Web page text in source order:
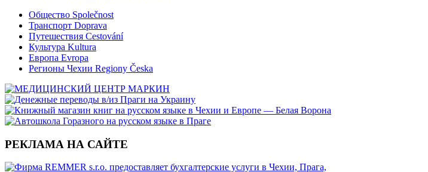
Общество Společnost
Транспорт Doprava
Путешествия Cestování
Культура Kultura
Европа Evropa
Регионы Чехии Regiony Česka
РЕКЛАМА НА САЙТЕ